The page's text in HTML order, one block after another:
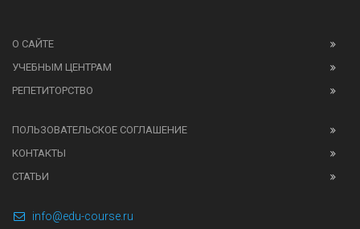
О САЙТЕ
УЧЕБНЫМ ЦЕНТРАМ
РЕПЕТИТОРСТВО
ПОЛЬЗОВАТЕЛЬСКОЕ СОГЛАШЕНИЕ
КОНТАКТЫ
СТАТЬИ
info@edu-course.ru